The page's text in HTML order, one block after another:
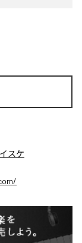
スケ